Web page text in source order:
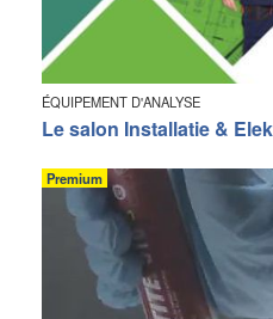
ÉQUIPEMENT D'ANALYSE
Le salon Installatie &
Premium